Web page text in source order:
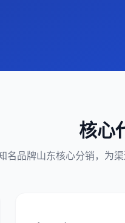
核心
名品牌山东核心分销，为